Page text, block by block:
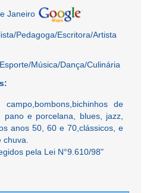
Janeiro
Pedagoga/Escritora/Artista
Música/Dança/Culinária
de
e porcelana, blues, jazz,
anos 50, 60 e 70,clássicos, e
pela Lei N°9.610/98"